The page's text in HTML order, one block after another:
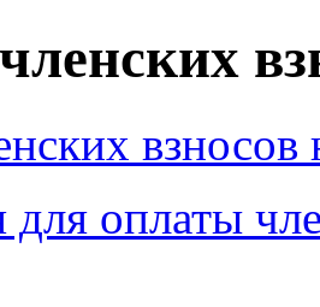
взносов
оплаты